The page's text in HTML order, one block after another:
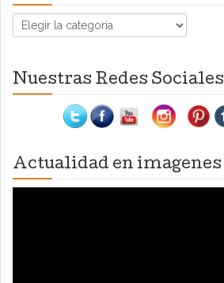
Categorías
Nuestras Redes Sociales
Actualidad en imagenes